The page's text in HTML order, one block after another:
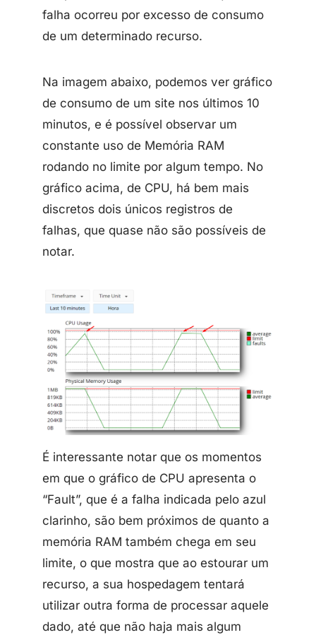
falha ocorreu por excesso de consumo
de um determinado recurso.
Na imagem abaixo, podemos ver gráfico
de consumo de um site nos últimos 10
minutos, e é possível observar um
constante uso de Memória RAM
rodando no limite por algum tempo. No
gráfico acima, de CPU, há bem mais
discretos dois únicos registros de
falhas, que quase não são possíveis de
notar.
É interessante notar que os momentos
em que o gráfico de CPU apresenta o
“Fault”, que é a falha indicada pelo azul
clarinho, são bem próximos de quanto a
memória RAM também chega em seu
limite, o que mostra que ao estourar um
recurso, a sua hospedagem tentará
utilizar outra forma de processar aquele
dado, até que não haja mais algum